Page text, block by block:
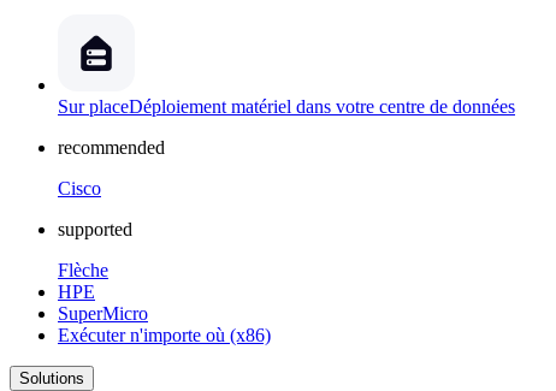
Sur placeDéploiement matériel dans votre centre de données
recommended
Cisco
supported
Flèche
HPE
SuperMicro
Exécuter n'importe où (x86)
Solutions